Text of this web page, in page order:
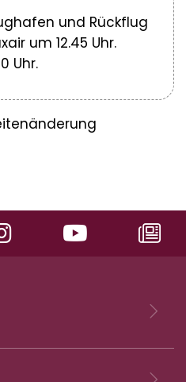
und Rückflug
um 12.45 Uhr.
Uhr.